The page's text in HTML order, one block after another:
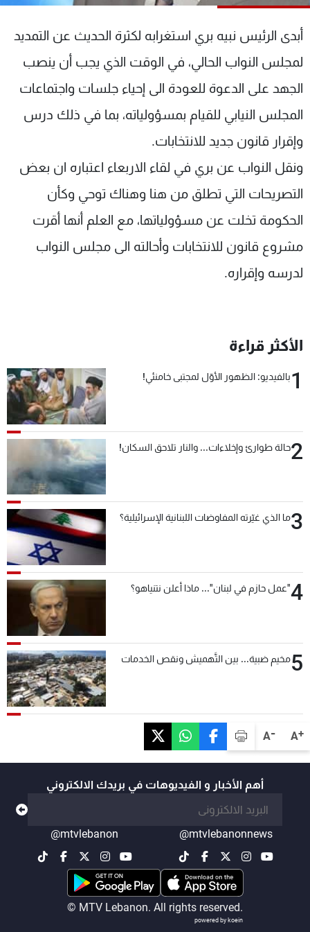
A+
A-
أبدى الرئيس نبيه بري استغرابه لكثرة الحديث عن التمديد
لمجلس النواب الحالي، في الوقت الذي يجب أن ينصب
الجهد على الدعوة للعودة الى إحياء جلسات واجتماعات
المجلس النيابي للقيام بمسؤولياته، بما في ذلك درس
وإقرار قانون جديد للانتخابات.
ونقل النواب عن بري في لقاء الاربعاء اعتباره ان بعض
التصريحات التي تطلق من هنا وهناك توحي وكأن
الحكومة تخلت عن مسؤولياتها، مع العلم أنها أقرت
مشروع قانون للانتخابات وأحالته الى مجلس النواب
لدرسه وإقراره.
الأكثر قراءة
1بالفيديو: الظهور الأوّل لمجتبى خامنئي!
2حالة طوارئ وإخلاءات... والنار تلاحق السكان!
3ما الذي غيّرته المفاوضات اللبنانية الإسرائيلية؟
4"عمل حازم في لبنان"... ماذا أعلن نتنياهو؟
5مخيم ضبية... بين التَّهميش ونقص الخدمات
أهم الأخبار و الفيديوهات في بريدك الالكتروني
@mtvlebanonnews
@mtvlebanon
© MTV Lebanon. All rights reserved.
powered by koein
الترددات
الإنـتـاج
لاعلاناتكم
تواصل معنا
شروط الإسـتخدام
سياسة الخصوصية